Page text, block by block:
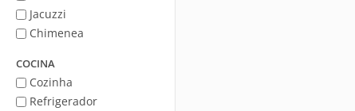
Jacuzzi
Chimenea
COCINA
Cozinha
Refrigerador